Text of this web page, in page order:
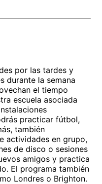
por las tardes y
durante la semana
el tiempo
escuela asociada
practicar fútbol,
también
actividades en grupo,
de disco o sesiones
amigos y practica
El programa también
Londres o Brighton.